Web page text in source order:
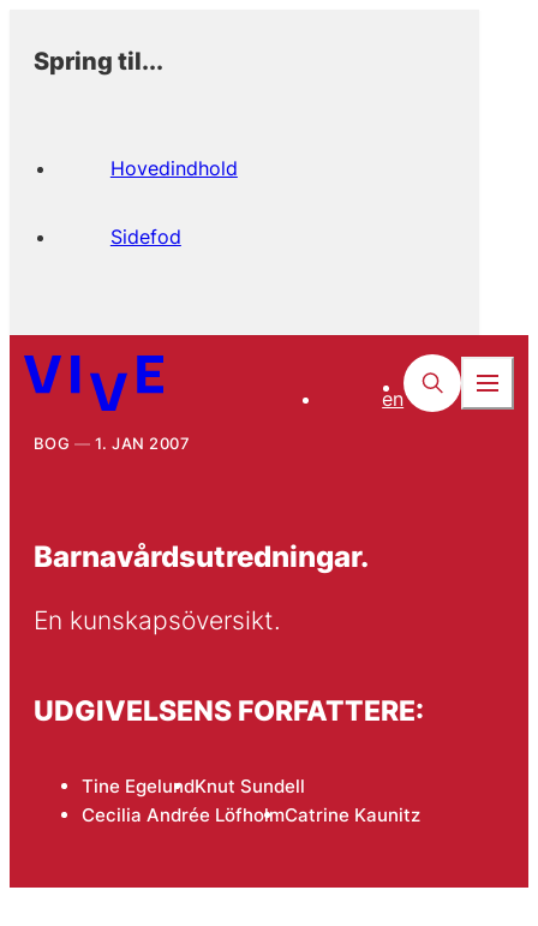
Spring til...
Hovedindhold
Sidefod
en
BOG 1. JAN 2007
Barnavårdsutredningar.
En kunskapsöversikt.
UDGIVELSENS FORFATTERE:
Tine EgelundKnut Sundell
Cecilia Andrée LöfholmCatrine Kaunitz